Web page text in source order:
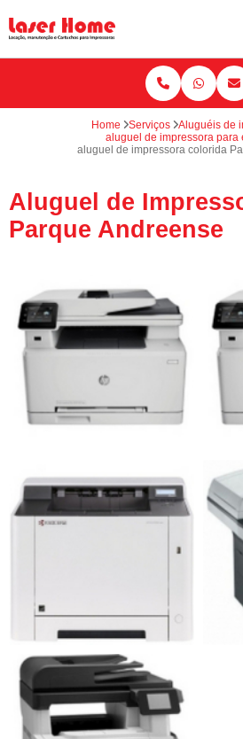
Home Serviços
Aluguéis de
aluguel de impressora para
aluguel de impressora colorida
Aluguel de
Parque Andreense